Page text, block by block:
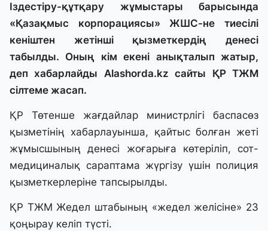
Іздестіру-құтқару жұмыстары барысында
«Қазақмыс корпорациясы» ЖШС-не тиесілі
кеніштен жетінші қызметкердің денесі
табылды. Оның кім екені анықталып жатыр,
деп хабарлайды Аlashorda.kz сайты ҚР ТЖМ
сілтеме жасап.
ҚР Төтенше жағдайлар министрлігі баспасөз
қызметінің хабарлауынша, қайтыс болған жеті
жұмысшының денесі жоғарыға көтеріліп, сот-
медициналық сараптама жүргізу үшін полиция
қызметкерлеріне тапсырылды.
ҚР ТЖМ Жедел штабының «жедел желісіне» 23
қоңырау келіп түсті.